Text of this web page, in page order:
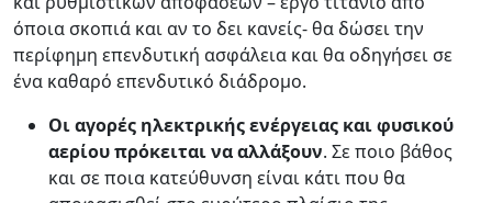
όποια σκοπιά και αν το δει κανείς- θα δώσει την
περίφημη επενδυτική ασφάλεια και θα οδηγήσει σε
ένα καθαρό επενδυτικό διάδρομο.
Οι αγορές ηλεκτρικής ενέργειας και φυσικού
αερίου πρόκειται να αλλάξουν. Σε ποιο βάθος
και σε ποια κατεύθυνση είναι κάτι που θα